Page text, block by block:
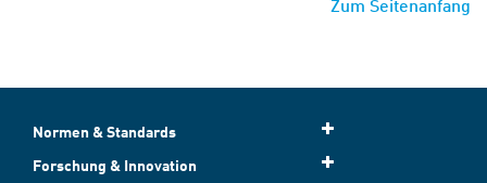
Zum Seitenanfang
Normen & Standards
Forschung & Innovation